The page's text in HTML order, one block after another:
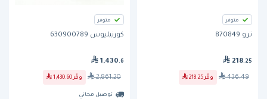
متوفر
ترو 870849
218.25
436.49 وفّر 218.25
متوفر
كورنيليوس 630900789
1,430 .6
2,861.20 وفّر 1,430.60
توصيل مجاني